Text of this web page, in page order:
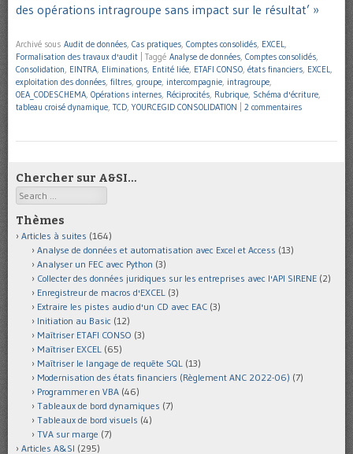
des opérations intragroupe sans impact sur le résultat’ »
Archivé sous Audit de données, Cas pratiques, Comptes consolidés, EXCEL,
Formalisation des travaux d'audit
Taggé Analyse de données, Comptes consolidés,
Consolidation, EINTRA, Eliminations, Entité liée, ETAFI CONSO, états financiers, EXCEL,
exploitation des données, filtres, groupe, intercompagnie, intragroupe,
OEA_CODESCHEMA, Opérations internes, Réciprocités, Rubrique, Schéma d'écriture,
tableau croisé dynamique, TCD,YOURCEGID CONSOLIDATION 2 commentaires
Chercher sur A&SI…
Search
Thèmes
Articles à suites (164)
Analyse de données et automatisation avec Excel et Access (13)
Analyser un FEC avec Python (3)
Collecter des données juridiques sur les entreprises avec l'API SIRENE (2)
Enregistreur de macros d'EXCEL (3)
Extraire les pistes audio d'un CD avec EAC (3)
Initiation au Basic (12)
Maîtriser ETAFI CONSO (3)
Maîtriser EXCEL (65)
Maîtriser le langage de requête SQL (13)
Modernisation des états financiers (Règlement ANC 2022-06) (7)
Programmer en VBA (46)
Tableaux de bord dynamiques (7)
Tableaux de bord visuels (4)
TVA sur marge (7)
Articles A&SI (295)